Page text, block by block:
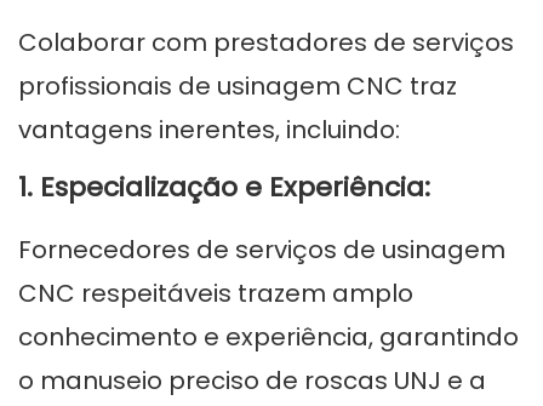
Colaborar com prestadores de serviços
profissionais de usinagem CNC traz
vantagens inerentes, incluindo:
1. Especialização e Experiência:
Fornecedores de serviços de usinagem
CNC respeitáveis ​​trazem amplo
conhecimento e experiência, garantindo
o manuseio preciso de roscas UNJ e a